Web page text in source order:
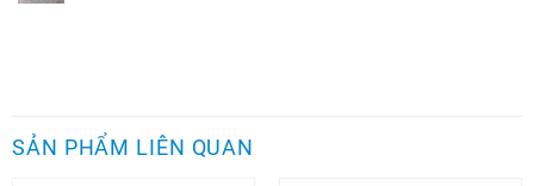
SẢN PHẨM LIÊN QUAN